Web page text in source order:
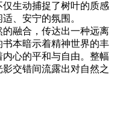
生动捕捉了树叶的质感
、安宁的氛围。
融合，传达出一种远离
本暗示着精神世界的丰
心的平和与自由。整幅
交错间流露出对自然之